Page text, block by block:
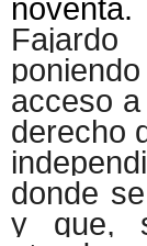
noventa.
acceso
derecho
donde
y que,